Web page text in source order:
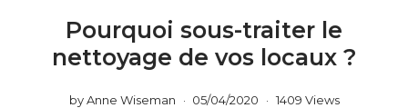
Pourquoi sous-traiter le
nettoyage de vos locaux ?
byAnne Wiseman 05/04/2020 1409 Views